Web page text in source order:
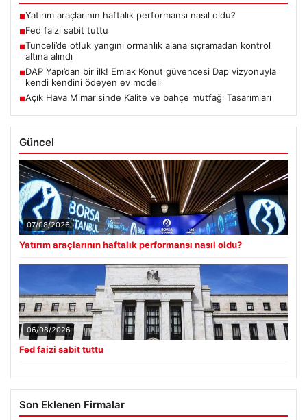
■Yatırım araçlarının haftalık performansı nasıl oldu?
■Fed faizi sabit tuttu
■Tunceli’de otluk yangını ormanlık alana sıçramadan kontrol
altına alındı
■DAP Yapı’dan bir ilk! Emlak Konut güvencesi Dap vizyonuyla
kendi kendini ödeyen ev modeli
■Açık Hava Mimarisinde Kalite ve bahçe mutfağı Tasarımları
Güncel
07/08/2026
Yatırım araçlarının haftalık performansı nasıl oldu?
06/08/2026
Fed faizi sabit tuttu
Son Eklenen Firmalar